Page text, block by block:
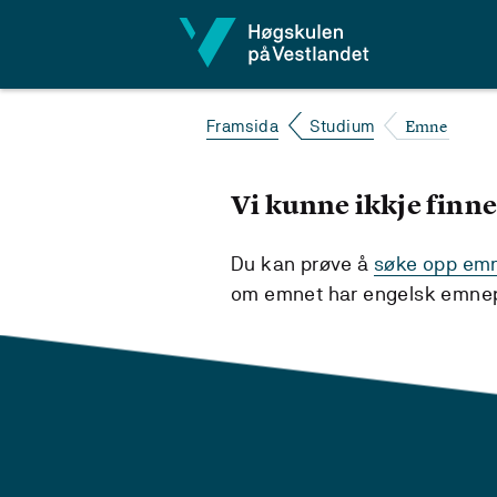
Framsida Studium Emne
Vi kunne ikkje
Du kan prøve å søke opp
om emnet har engelsk